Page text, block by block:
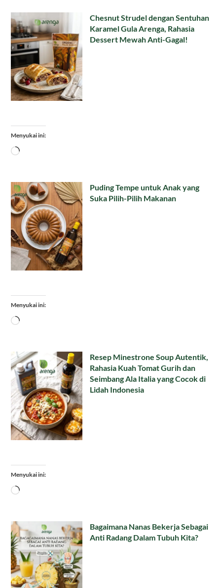
Chesnut Strudel dengan Sentuhan
Karamel Gula Arenga, Rahasia
Dessert Mewah Anti-Gagal!
Menyukai ini:
Memuat...
Puding Tempe untuk Anak yang
Suka Pilih-Pilih Makanan
Menyukai ini:
Memuat...
Resep Minestrone Soup Autentik,
Rahasia Kuah Tomat Gurih dan
Seimbang Ala Italia yang Cocok di
Lidah Indonesia
Menyukai ini:
Memuat...
Bagaimana Nanas Bekerja Sebagai
Anti Radang Dalam Tubuh Kita?